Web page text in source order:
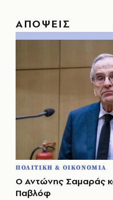
ΑΠΟΨΕΙΣ
ΠΟΛΙΤΙΚΗ & ΟΙΚΟΝΟΜΙΑ
Ο Αντώνης Σαμαράς
Παβλόφ